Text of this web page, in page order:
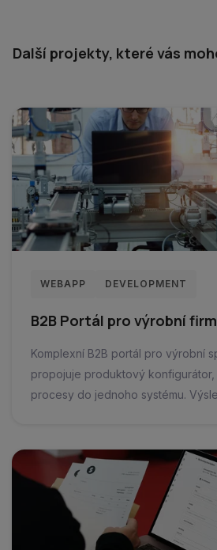
Další projekty, které vás
WEBAPP DEVELOPMENT
B2B Portál pro výrobní
Komplexní B2B portál pro výrobní
propojuje produktový konfigurátor,
procesy do jednoho systému.